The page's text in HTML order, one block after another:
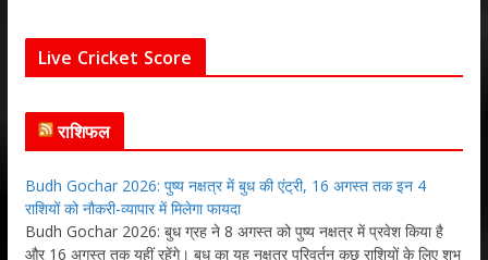
Live Cricket Score
राशिफल
Budh Gochar 2026: पुष्य नक्षत्र में बुध की एंट्री, 16 अगस्त तक इन 4
राशियों को नौकरी-व्यापार में मिलेगा फायदा
Budh Gochar 2026: बुध ग्रह ने 8 अगस्त को पुष्य नक्षत्र में प्रवेश किया है
और 16 अगस्त तक यहीं रहेंगे। बुध का यह नक्षत्र परिवर्तन कुछ राशियों के लिए शुभ